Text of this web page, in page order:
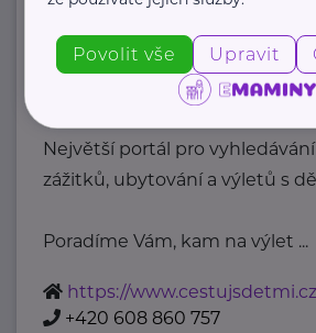
Cestuj s dětmi s.r.o.
Největší portál pro vyhledávání
zážitků, ubytování a výletů s
Poradíme Vám, kam na výlet ...
https://
+420 608 860 757
Povolit vše Upravit